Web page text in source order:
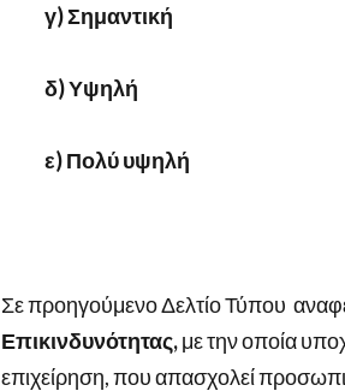
γ) Σημαντική
δ) Υψηλή
ε) Πολύ υψηλή
Σε προηγούμενο Δελτίο Τύπου
Επικινδυνότητας,με την οποία
επιχείρηση, που απασχολεί